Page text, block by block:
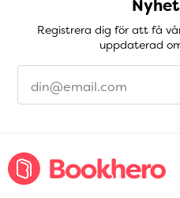
Registrera dig för att få
uppdaterad